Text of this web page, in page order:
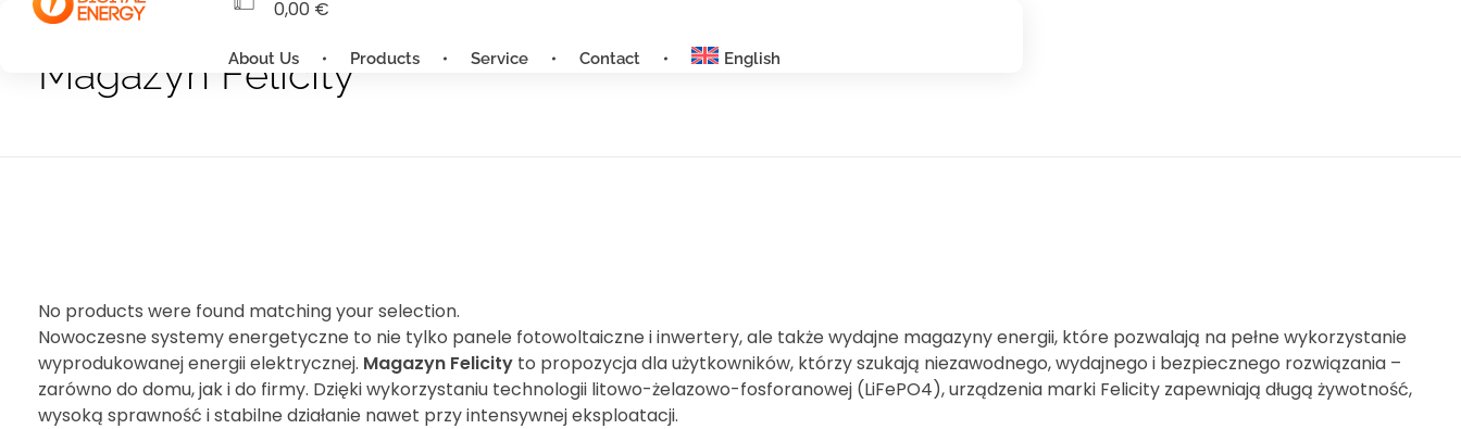
0,00 €
About Us Products Service Contact English
Magazyn Felicity
No products were found matching your selection.
Nowoczesne systemy energetyczne to nie tylko panele fotowoltaiczne i inwertery, ale także wydajne magazyny energii, które pozwalają na pełne wykorzystanie
wyprodukowanej energii elektrycznej. Magazyn Felicity to propozycja dla użytkowników, którzy szukają niezawodnego, wydajnego i bezpiecznego rozwiązania –
zarówno do domu, jak i do firmy. Dzięki wykorzystaniu technologii litowo-żelazowo-fosforanowej (LiFePO4), urządzenia marki Felicity zapewniają długą żywotność,
wysoką sprawność i stabilne działanie nawet przy intensywnej eksploatacji.